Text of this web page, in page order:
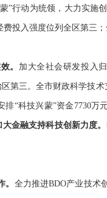
”行动为统领，大力实施
费投入强度位列全区第三
。 加大全社会研发投入
第三。全市财政科学技术
排“科技兴蒙”资金 7730万
大金融支持科技创新力度。
。 全力推进BDO产业技术